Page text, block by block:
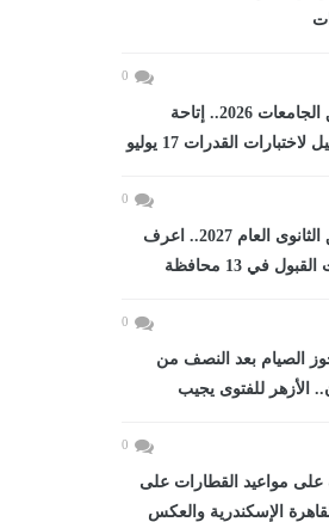
0
تنسيق الجامعات 2026.. إتاحة
لاختبارات القدرات 17 يوليو
0
تنسيق الثانوى العام 2027.. اعرف
في 13 محافظة
0
الصيام بعد النصف من
الأزهر للفتوى يجيب
0
مواعيد القطارات على
الإسكندرية والعكس